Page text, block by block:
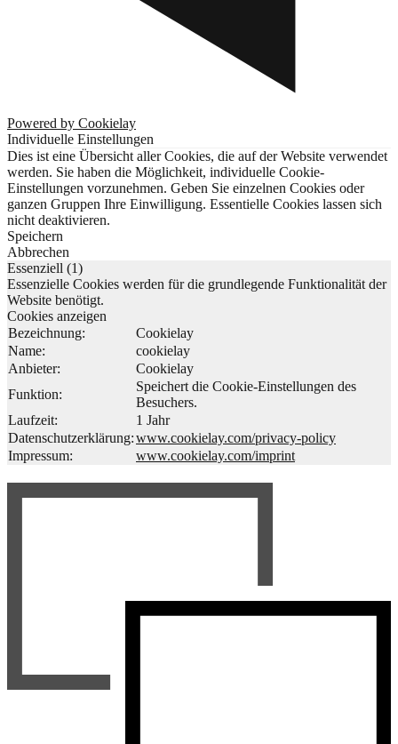
Powered by Cookielay
Individuelle Einstellungen
Dies ist eine Übersicht aller Cookies, die auf der Website verwendet
werden. Sie haben die Möglichkeit, individuelle Cookie-
Einstellungen vorzunehmen. Geben Sie einzelnen Cookies oder
ganzen Gruppen Ihre Einwilligung. Essentielle Cookies lassen sich
nicht deaktivieren.
Speichern
Abbrechen
Essenziell (1)
Essenzielle Cookies werden für die grundlegende Funktionalität der
Website benötigt.
Cookies anzeigen
Bezeichnung:
Cookielay
Name:
cookielay
Anbieter:
Cookielay
Funktion:
Speichert die Cookie-Einstellungen des
Besuchers.
Laufzeit:
1 Jahr
Datenschutzerklärung:www.cookielay.com/privacy-policy
Impressum:
www.cookielay.com/imprint